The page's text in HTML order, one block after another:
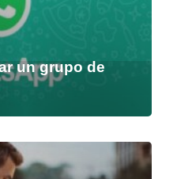
un grupo de